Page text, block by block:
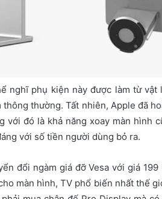
nghĩ phụ kiện này được làm từ vật
thường. Tất nhiên, Apple đã
với đó là khả năng xoay màn hình
với số tiền người dùng bỏ ra.
đổi ngàm giá đỡ Vesa với giá 199
màn hình, TV phổ biến nhất thế